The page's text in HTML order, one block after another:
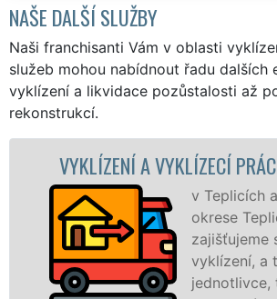
NAŠE DALŠÍ SLUŽBY
Naši franchisanti Vám v oblasti
služeb mohou nabídnout řadu dalších
vyklízení a likvidace pozůstalosti až
rekonstrukcí.
PRÁCE TEPLICE
v Teplicích a celém
okrese Teplice
zajišťujeme služby
vyklízení, a to jak pro
jednotlivce, tak pro